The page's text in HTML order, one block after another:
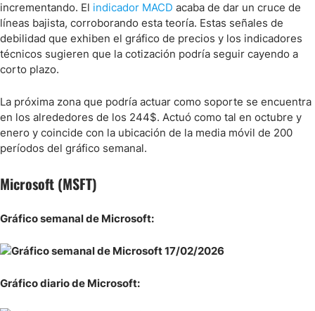
incrementando. El indicador MACD acaba de dar un cruce de
líneas bajista, corroborando esta teoría. Estas señales de
debilidad que exhiben el gráfico de precios y los indicadores
técnicos sugieren que la cotización podría seguir cayendo a
corto plazo.
La próxima zona que podría actuar como soporte se encuentra
en los alrededores de los 244$. Actuó como tal en octubre y
enero y coincide con la ubicación de la media móvil de 200
períodos del gráfico semanal.
Microsoft (MSFT)
Gráfico semanal de Microsoft:
Gráfico diario de Microsoft: